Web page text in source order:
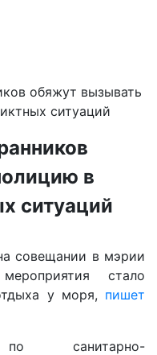
обяжут вызывать
ситуаций
в
ситуаций
совещании в мэрии
стало
у моря, пишет
санитарно-